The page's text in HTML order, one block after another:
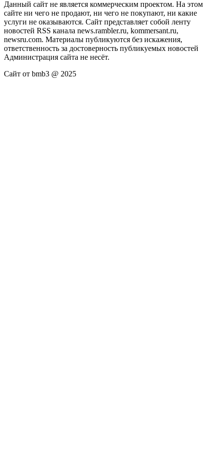
Данный сайт не является коммерческим проектом. На этом
сайте ни чего не продают, ни чего не покупают, ни какие
услуги не оказываются. Сайт представляет собой ленту
новостей RSS канала news.rambler.ru, kommersant.ru,
newsru.com. Материалы публикуются без искажения,
ответственность за достоверность публикуемых новостей
Администрация сайта не несёт.
Сайт от bmb3 @ 2025